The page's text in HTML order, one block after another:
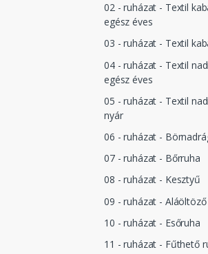
02 - ruházat - Textil
egész éves
03 - ruházat - Textil
04 - ruházat - Textil
egész éves
05 - ruházat - Textil
nyár
06 - ruházat -
07 - ruházat - Bőrruha
08 - ruházat - Kesztyű
09 - ruházat - Aláöltöző
10 - ruházat - Esőruha
11 - ruházat - Fűthető